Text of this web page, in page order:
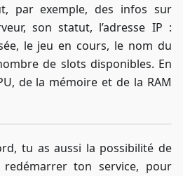
par exemple, des infos sur
son statut, l’adresse IP :
le jeu en cours, le nom du
de slots disponibles. En
de la mémoire et de la RAM
tu as aussi la possibilité de
ton service, pour